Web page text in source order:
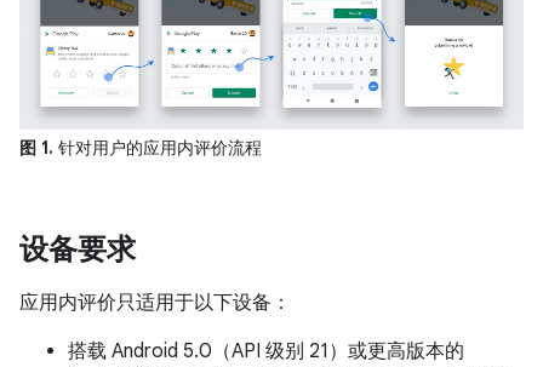
图 1. 针对用户的应用内评价流程
设备要求
应用内评价只适用于以下设备：
搭载 Android 5.0（API 级别 21）或更高版本的